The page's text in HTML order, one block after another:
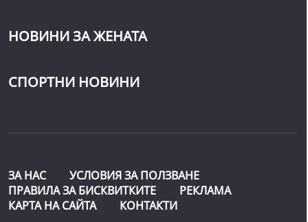
НОВИНИ ЗА ЖЕНАТА
СПОРТНИ НОВИНИ
ЗА НАС
УСЛОВИЯ ЗА ПОЛЗВАНЕ
ПРАВИЛА ЗА БИСКВИТКИТЕ
РЕКЛАМА
КАРТА НА САЙТА
КОНТАКТИ